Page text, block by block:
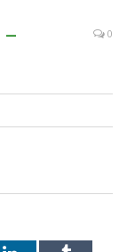
–
0